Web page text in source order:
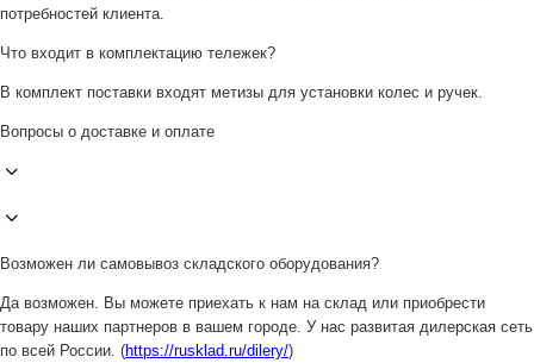
потребностей клиента.
Что входит в комплектацию тележек?
В комплект поставки входят метизы для установки колес и ручек.
Вопросы о доставке и оплате
Возможен ли самовывоз складского оборудования?
Да возможен. Вы можете приехать к нам на склад или приобрести
товару наших партнеров в вашем городе. У нас развитая дилерская сеть
по всей России. (https://rusklad.ru/dilery/)